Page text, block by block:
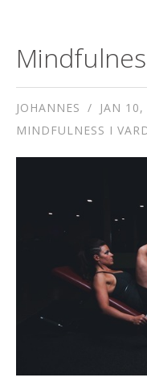
JOHANNES
JAN 10,
MINDFULNESS I